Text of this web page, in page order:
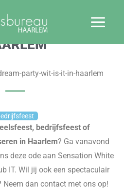
PARTY IN
party-wit-is-it-in-haarlem
bedrijfsfeest of
in Haarlem? Ga vanavond
deze ode aan Sensation White
IT. Wil jij ook een spectaculair
dan contact met ons op!